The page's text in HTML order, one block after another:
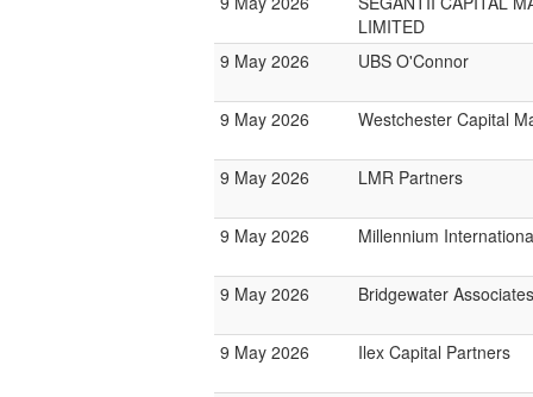
LIMITED
9 May 2026
UBS O'Connor
9 May 2026 Westchester Capital
9 May 2026 LMR Partners
9 May 2026 Millennium
9 May 2026 Bridgewater Associates
9 May 2026 Ilex Capital Partners